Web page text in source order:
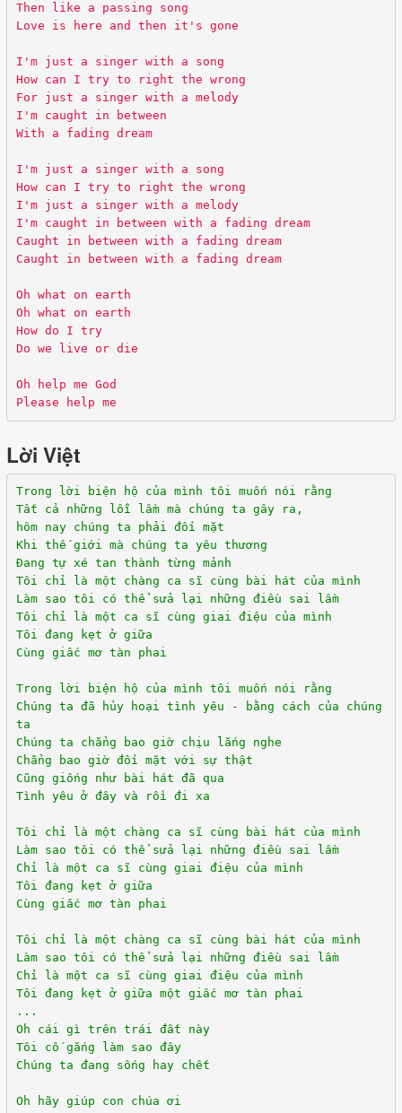
Then like a passing song
Love is here and then it's gone
I'm just a singer with a song
How can I try to right the wrong
For just a singer with a melody
I'm caught in between
With a fading dream
I'm just a singer with a song
How can I try to right the wrong
I'm just a singer with a melody
I'm caught in between with a fading dream
Caught in between with a fading dream
Caught in between with a fading dream
Oh what on earth
Oh what on earth
How do I try
Do we live or die
Oh help me God
Please help me
Lời Việt
Trong lời biện hộ của mình tôi muốn nói rằng
Tất cả những lỗi lầm mà chúng ta gây ra,
hôm nay chúng ta phải đối mặt
Khi thế giới mà chúng ta yêu thương
Đang tự xé tan thành từng mảnh
Tôi chỉ là một chàng ca sĩ cùng bài hát của mình
Làm sao tôi có thể sửa lại những điều sai lầm
Tôi chỉ là một ca sĩ cùng giai điệu của mình
Tôi đang kẹt ở giữa
Cùng giấc mơ tàn phai
Trong lời biện hộ của mình tôi muốn nói rằng
Chúng ta đã hủy hoại tình yêu - bằng cách của chúng
ta
Chúng ta chẳng bao giờ chịu lắng nghe
Chẳng bao giờ đối mặt với sự thật
Cũng giống như bài hát đã qua
Tình yêu ở đây và rồi đi xa
Tôi chỉ là một chàng ca sĩ cùng bài hát của mình
Làm sao tôi có thể sửa lại những điều sai lầm
Chỉ là một ca sĩ cùng giai điệu của mình
Tôi đang kẹt ở giữa
Cùng giấc mơ tàn phai
Tôi chỉ là một chàng ca sĩ cùng bài hát của mình
Làm sao tôi có thể sửa lại những điều sai lầm
Chỉ là một ca sĩ cùng giai điệu của mình
Tôi đang kẹt ở giữa một giấc mơ tàn phai
...
Oh cái gì trên trái đất này
Tôi cố gắng làm sao đây
Chúng ta đang sống hay chết
Oh hãy giúp con chúa ơi